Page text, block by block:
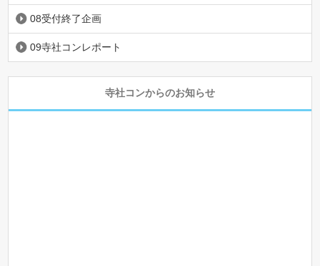
08受付終了企画
09寺社コンレポート
寺社コンからのお知らせ